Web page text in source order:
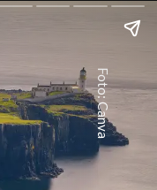
Foto: Canva